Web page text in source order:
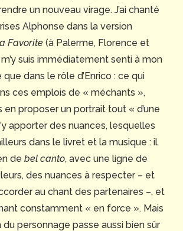
un nouveau virage. J’ai chanté
Alphonse dans la version
Favorite (à Palerme, Florence et
suis immédiatement senti à mon
dans le rôle d’Enrico : ce qui
ces emplois de « méchants »,
en proposer un portrait tout « d’une
apporter des nuances, lesquelles
dans le livret et la musique : il
de bel canto, avec une ligne de
des nuances à respecter – et
au chant des partenaires –, et
constamment « en force ». Mais
personnage passe aussi bien sûr